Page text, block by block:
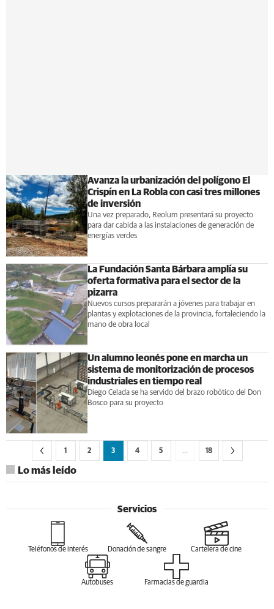
Avanza la urbanización del polígono El
Crispín en La Robla con casi tres millones
de inversión
Una vez preparado, Reolum presentará su proyecto
para dar cabida a las instalaciones de generación de
energías verdes
La Fundación Santa Bárbara amplía su
oferta formativa para el sector de la
pizarra
Nuevos cursos prepararán a jóvenes para trabajar en
plantas y explotaciones de la provincia, fortaleciendo la
mano de obra local
Un alumno leonés pone en marcha un
sistema de monitorización de procesos
industriales en tiempo real
Diego Celada se ha servido del brazo robótico del Don
Bosco para su proyecto
1 2 3 4 5 … 18
Lo más leído
Servicios
Teléfonos de interés Donación de sangre Cartelera de cine
Autobuses Farmacias de guardia